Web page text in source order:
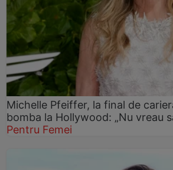
Michelle Pfeiffer, la final de
bomba la Hollywood: „Nu vreau
Pentru Femei